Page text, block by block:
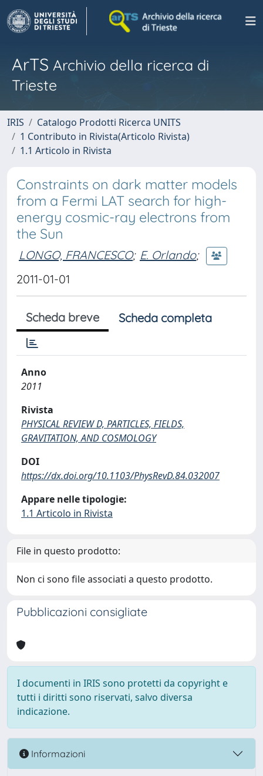
ArTS Archivio della ricerca di
Trieste
IRIS
Catalogo Prodotti Ricerca UNITS
1 Contributo in Rivista(Articolo Rivista)
1.1 Articolo in Rivista
Constraints on dark matter models
from a Fermi LAT search for high-
energy cosmic-ray electrons from
the Sun
LONGO, FRANCESCO; E. Orlando;
2011-01-01
Scheda breve Scheda completa
Anno
2011
Rivista
PHYSICAL REVIEW D, PARTICLES, FIELDS,
GRAVITATION, AND COSMOLOGY
DOI
https://dx.doi.org/10.1103/PhysRevD.84.032007
Appare nelle tipologie:
1.1 Articolo in Rivista
File in questo prodotto:
Non ci sono file associati a questo prodotto.
Pubblicazioni consigliate
I documenti in IRIS sono protetti da copyright e
tutti i diritti sono riservati, salvo diversa
indicazione.
Informazioni